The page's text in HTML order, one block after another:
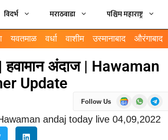
विदर्भ मराठवाडा पश्चिम महाराष्ट्र
यवतमाळ वर्धा वाशीम उस्मानाबाद औरंगाबाद
अंदाज | Hawaman
Update
Follow Us